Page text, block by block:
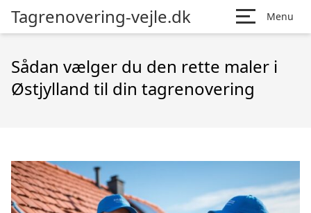
Tagrenovering-vejle.dk Menu
Sådan vælger du den rette maler i
Østjylland til din tagrenovering